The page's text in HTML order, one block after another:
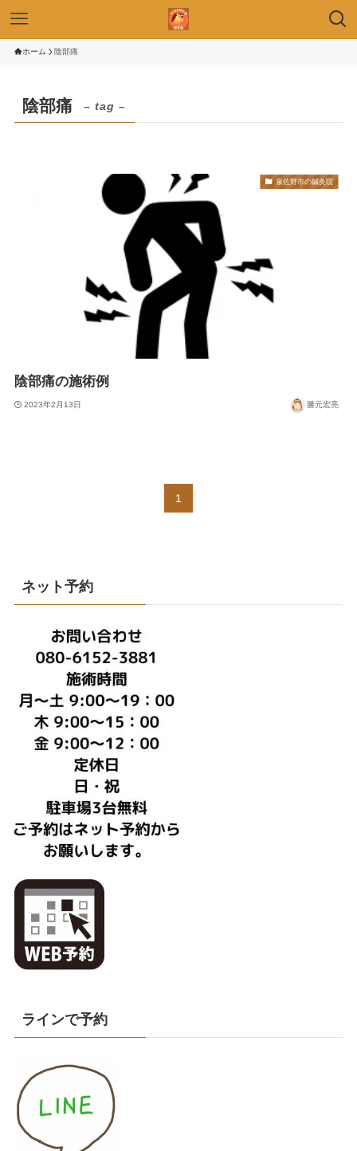
ホーム 陰部痛
陰部痛 – tag –
泉佐野市の鍼灸院
陰部痛の施術例
2023年2月13日 勝元宏亮
1
ネット予約
ラインで予約